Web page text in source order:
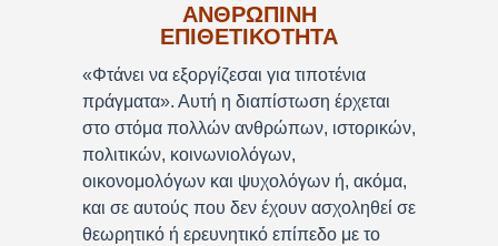
ΑΝΘΡΩΠΙΝΗ
ΕΠΙΘΕΤΙΚΟΤΗΤΑ
«Φτάνει να εξοργίζεσαι για τιποτένια
πράγματα». Αυτή η διαπίστωση έρχεται
στο στόμα πολλών ανθρώπων, ιστορικών,
πολιτικών, κοινωνιολόγων,
οικονομολόγων και ψυχολόγων ή, ακόμα,
και σε αυτούς που δεν έχουν ασχοληθεί σε
θεωρητικό ή ερευνητικό επίπεδο με το